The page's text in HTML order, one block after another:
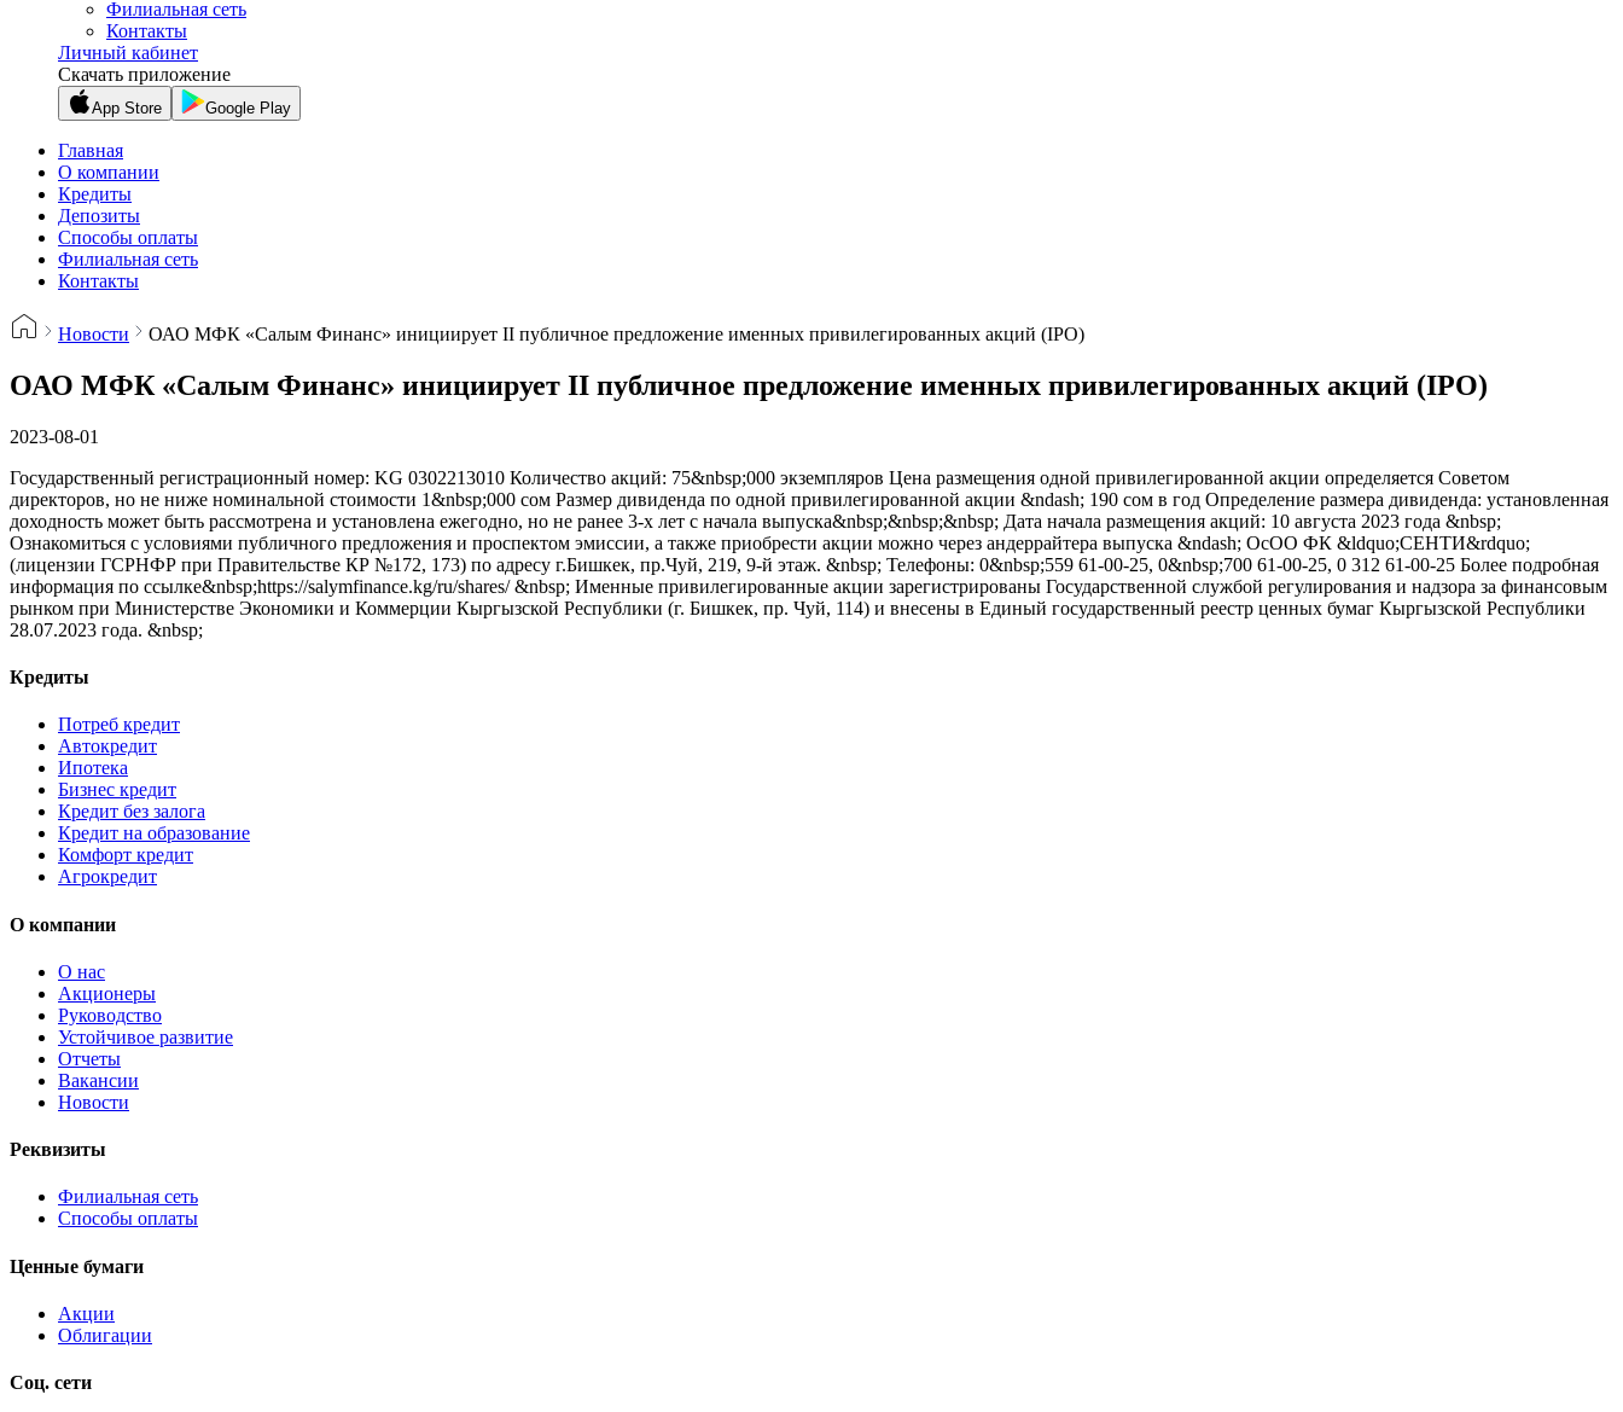
Филиальная сеть
Контакты
Личный кабинет
Скачать приложение
App Store Google Play
Главная
О компании
Кредиты
Депозиты
Способы оплаты
Филиальная сеть
Контакты
Новости ОАО МФК «Салым Финанс» инициирует II публичное предложение именных привилегированных акций (IPO)
ОАО МФК «Салым Финанс» инициирует II публичное предложение именных привилегированных акций (IPO)
2023-08-01
Государственный регистрационный номер: KG 0302213010 Количество акций: 75&nbsp;000 экземпляров Цена размещения одной привилегированной акции определяется Советом
директоров, но не ниже номинальной стоимости 1&nbsp;000 сом Размер дивиденда по одной привилегированной акции &ndash; 190 сом в год Определение размера дивиденда: установленная
доходность может быть рассмотрена и установлена ежегодно, но не ранее 3-х лет с начала выпуска&nbsp;&nbsp;&nbsp; Дата начала размещения акций: 10 августа 2023 года &nbsp;
Ознакомиться с условиями публичного предложения и проспектом эмиссии, а также приобрести акции можно через андеррайтера выпуска &ndash; ОсОО ФК &ldquo;СЕНТИ&rdquo;
(лицензии ГСРНФР при Правительстве КР №172, 173) по адресу г.Бишкек, пр.Чуй, 219, 9-й этаж. &nbsp; Телефоны: 0&nbsp;559 61-00-25, 0&nbsp;700 61-00-25, 0 312 61-00-25 Более подробная
информация по ссылке&nbsp;https://salymfinance.kg/ru/shares/ &nbsp; Именные привилегированные акции зарегистрированы Государственной службой регулирования и надзора за финансовым
рынком при Министерстве Экономики и Коммерции Кыргызской Республики (г. Бишкек, пр. Чуй, 114) и внесены в Единый государственный реестр ценных бумаг Кыргызской Республики
28.07.2023 года. &nbsp;
Кредиты
Потреб кредит
Автокредит
Ипотека
Бизнес кредит
Кредит без залога
Кредит на образование
Комфорт кредит
Агрокредит
О компании
О нас
Акционеры
Руководство
Устойчивое развитие
Отчеты
Вакансии
Новости
Реквизиты
Филиальная сеть
Способы оплаты
Ценные бумаги
Акции
Облигации
Соц. сети